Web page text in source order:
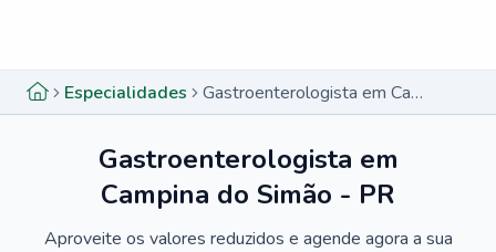
Especialidades Gastroenterologista em Campina do Simão - PR
Gastroenterologista em
Campina do Simão - PR
Aproveite os valores reduzidos e agende agora a sua